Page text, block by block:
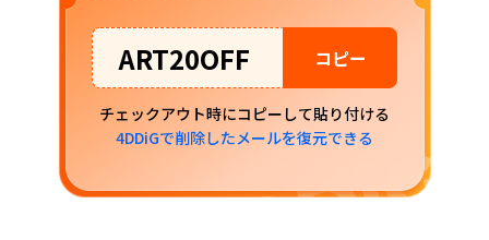
ART20OFF コピー
チェックアウト時にコピーして貼り付ける
4DDiGで削除したメールを復元できる